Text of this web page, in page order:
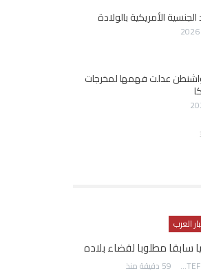
الأمريكية بالولادة
عدلت فهمها لمخرجات
العرب
سابقا مطلوبا لقضاء بلاده
AWATEF ABDELHAMED 59 دقيقة منذ